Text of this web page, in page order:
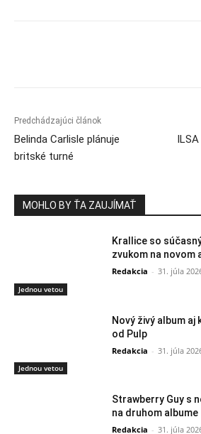
Predchádzajúci článok
Belinda Carlisle plánuje
britské turné
MOHLO BY ŤA ZAUJÍMAŤ
Jednou vetou
Krallice so
zvukom na novom
Redakcia - 31. júla
Jednou vetou
Nový živý album
od Pulp
Redakcia - 31. júla
Strawberry Guy s
na druhom albume
Redakcia - 31. júla